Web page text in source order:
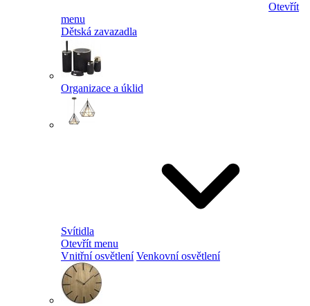
Otevřít
menu
Dětská zavazadla
Organizace a úklid
Svítidla
Otevřít menu
Vnitřní osvětlení Venkovní osvětlení